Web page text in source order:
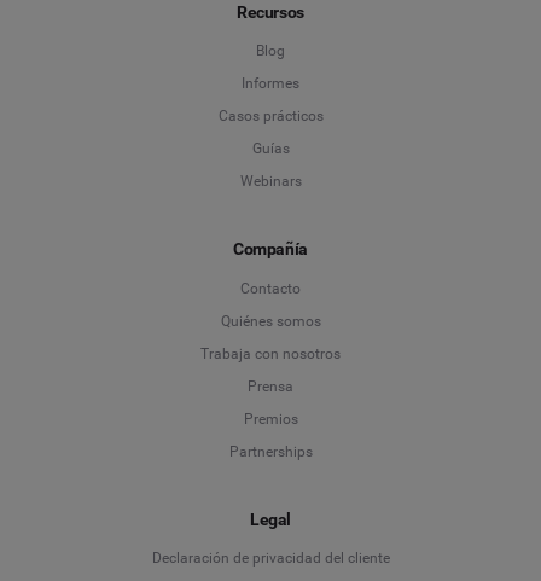
Recursos
Blog
Informes
Casos prácticos
Guías
Webinars
Compañía
Contacto
Quiénes somos
Trabaja con nosotros
Prensa
Premios
Partnerships
Legal
Declaración de privacidad del cliente
Language